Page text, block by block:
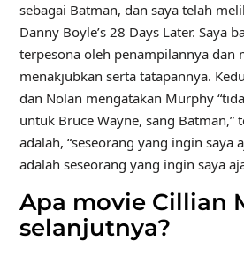
sebagai Batman, dan saya telah
Danny Boyle’s 28 Days Later. Saya
terpesona oleh penampilannya dan
menakjubkan serta tatapannya.
dan Nolan mengatakan Murphy
untuk Bruce Wayne, sang Batman,”
adalah, “seseorang yang ingin saya
adalah seseorang yang ingin saya
Apa movie Cillian
selanjutnya?